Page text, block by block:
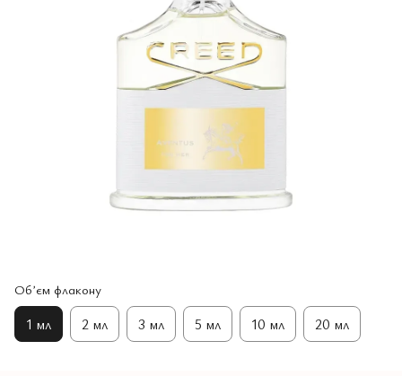
Обʼєм флакону
1 мл 2 мл 3 мл 5 мл 10 мл 20 мл